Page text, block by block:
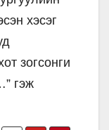
хэсэг
зогсонги
гэж